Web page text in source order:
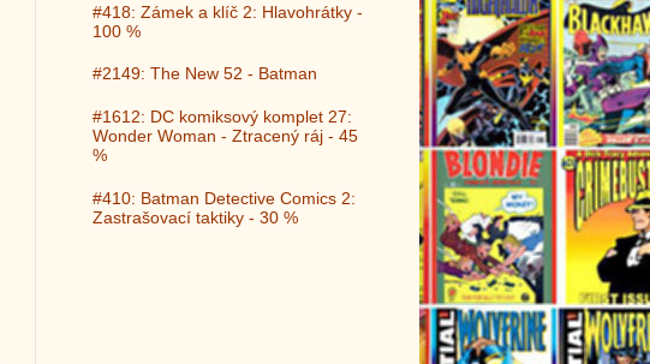
#418: Zámek a klíč 2: Hlavohrátky -
100 %
#2149: The New 52 - Batman
#1612: DC komiksový komplet 27:
Wonder Woman - Ztracený ráj - 45
%
#410: Batman Detective Comics 2:
Zastrašovací taktiky - 30 %